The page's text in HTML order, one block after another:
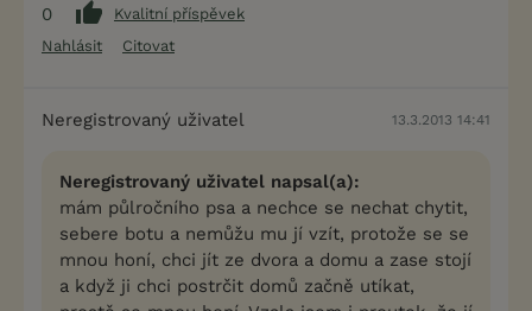
0
Kvalitní příspěvek
Nahlásit
Citovat
Neregistrovaný uživatel 13.3.2013 14:41
Neregistrovaný uživatel napsal(a):
mám půlročního psa a nechce se nechat chytit,
sebere botu a nemůžu mu jí vzít, protože se se
mnou honí, chci jít ze dvora a domu a zase stojí
a když ji chci postrčit domů začně utíkat,